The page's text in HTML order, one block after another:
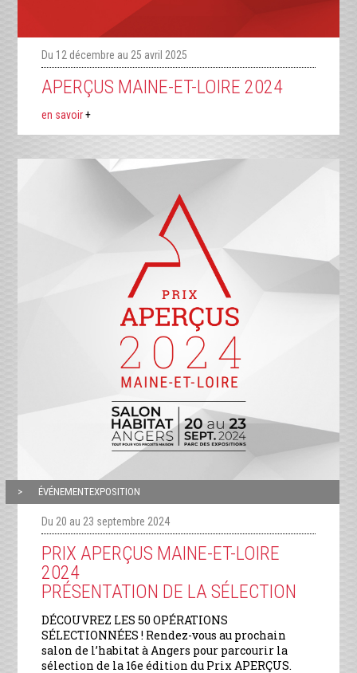
Du 12 décembre au 25 avril 2025
APERÇUS MAINE-ET-LOIRE 2024
en savoir+
ÉVÉNEMENTEXPOSITION
Du 20 au 23 septembre 2024
PRIX APERÇUS MAINE-ET-LOIRE
2024
PRÉSENTATION DE LA SÉLECTION
DÉCOUVREZ LES 50 OPÉRATIONS
SÉLECTIONNÉES ! Rendez-vous au prochain
salon de l’habitat à Angers pour parcourir la
sélection de la 16e édition du Prix APERÇUS.